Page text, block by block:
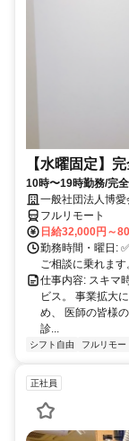
【水曜固定】
10時〜19時勤務/完
業務一般社団法人博愛
フルリモート
日給32,000円～
勤務時間・曜日:
ご相談に乗れます
仕事内容: スキマ
ビス。 事業拡大
め、 医師の皆様
診...
シフト自由 フルリモー
正社員